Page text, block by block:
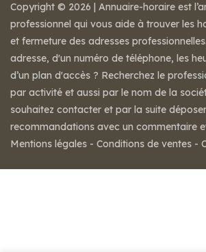
Copyright © 2026 | Annuaire-horaire est
professionnel qui vous aide à trouver les
et fermeture des adresses
adresse, d'un numéro de téléphone, les
d’un plan d'accès ? Recherchez le
par activité et aussi par le nom de la
souhaitez contacter et par la suite
recommandations avec un commentaire
Mentions légales - Conditions de ventes -